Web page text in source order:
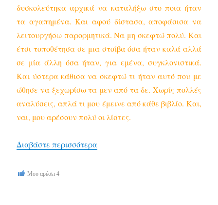
δυσκολεύτηκα αρχικά να καταλήξω στο ποια ήταν
τα αγαπημένα. Και αφού δίστασα, αποφάσισα να
λειτουργήσω παρορμητικά. Να μη σκεφτώ πολύ. Και
έτσι τοποθέτησα σε μια στοίβα όσα ήταν καλά αλλά
σε μία άλλη όσα ήταν, για εμένα, συγκλονιστικά.
Και ύστερα κάθισα να σκεφτώ τι ήταν αυτό που με
ώθησε να ξεχωρίσω τα μεν από τα δε. Χωρίς πολλές
αναλύσεις, απλά τι μου έμεινε από κάθε βιβλίο. Και,
ναι, μου αρέσουν πολύ οι λίστες.
Διαβάστε περισσότερα
Μου αρέσει 4